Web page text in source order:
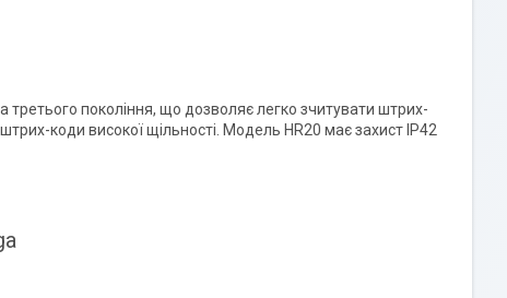
покоління, що дозволяє легко зчитувати штрих-
коди високої щільності. Модель HR20 має захист IP42